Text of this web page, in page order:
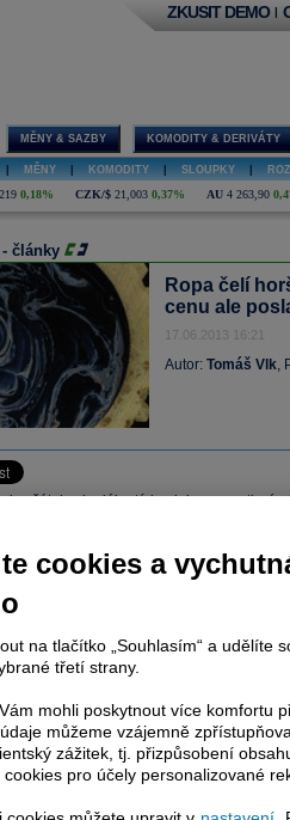
ZKUSIT DEMO |
MĚNY & SAZBY KOMODITY & DERIVÁTY
MĚNY KOMODITY SLOUPKY
0,18% CZK/$ 21,003 0,37% AU 4 263,90
- články
Ropa čelí
cenu ale
17.06.2013 16:21
Autor: Tomáš Vlk,
začátek minulého týdne lehce negativní,
článku je dostupné jen
Pluspřípadně uživatelům platformy
placeného informačního servisu
kekompletnímu
bez jakýchkoliv omezení.
cookies a
na tlačítko „Souhlasím“ a udělíte
třetí strany.
mohli poskytnout více komfortu
můžeme vzájemně
zážitek, tj. přizpůsobení
pro účely personalizované